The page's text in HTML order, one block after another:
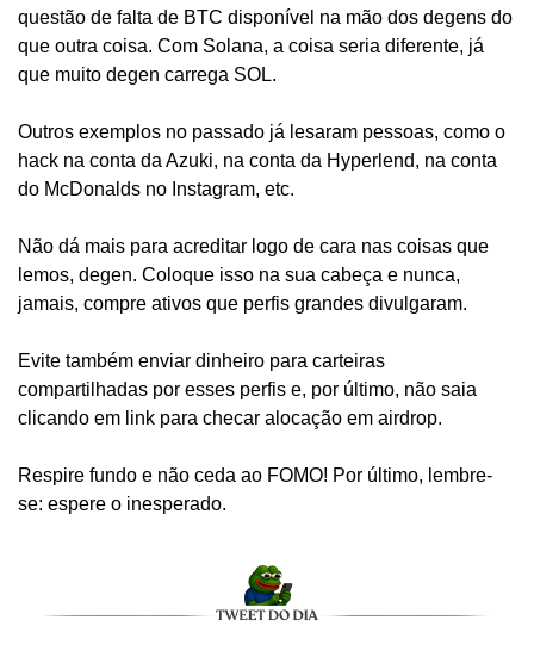
questão de falta de BTC disponível na mão dos degens do
que outra coisa. Com Solana, a coisa seria diferente, já
que muito degen carrega SOL.
Outros exemplos no passado já lesaram pessoas, como o
hack na conta da Azuki, na conta da Hyperlend, na conta
do McDonalds no Instagram, etc.
Não dá mais para acreditar logo de cara nas coisas que
lemos, degen. Coloque isso na sua cabeça e nunca,
jamais, compre ativos que perfis grandes divulgaram.
Evite também enviar dinheiro para carteiras
compartilhadas por esses perfis e, por último, não saia
clicando em link para checar alocação em airdrop.
Respire fundo e não ceda ao FOMO! Por último, lembre-
se: espere o inesperado.